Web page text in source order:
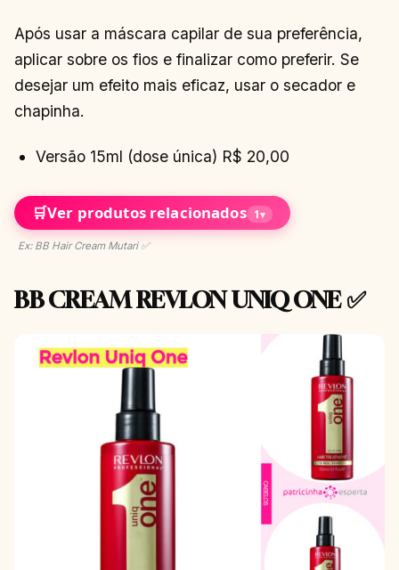
Após usar a máscara capilar de sua preferência,
aplicar sobre os fios e finalizar como preferir. Se
desejar um efeito mais eficaz, usar o secador e
chapinha.
Versão 15ml (dose única) R$ 20,00
🛒Ver produtos relacionados 1▾
Ex: BB Hair Cream Mutari ✅
BB CREAM REVLON UNIQ ONE ✅